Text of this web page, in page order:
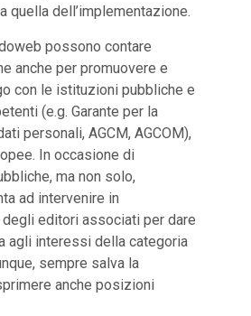
quella dell’implementazione.
possono contare
anche per promuovere e
con le istituzioni pubbliche e
(e.g. Garante per la
personali, AGCM, AGCOM),
In occasione di
ma non solo,
ad intervenire in
editori associati per dare
agli interessi della categoria
sempre salva la
anche posizioni